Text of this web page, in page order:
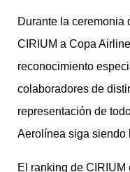
Durante la ceremonia
CIRIUM a Copa
reconocimiento
colaboradores de
representación de
Aerolínea siga siendo
El ranking de